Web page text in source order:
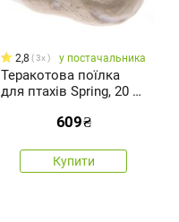
2,8 3x у постачальника
Теракотова поїлка
для птахів Spring, 20 х
609₴
Купити